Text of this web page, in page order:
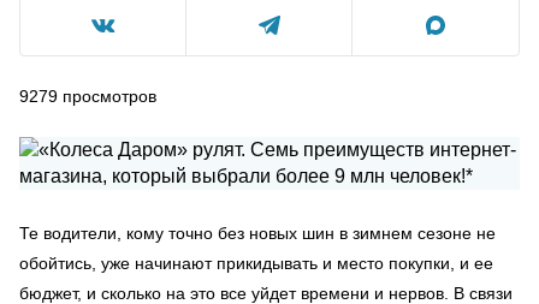
9279 просмотров
Те водители, кому точно без новых шин в зимнем сезоне не
обойтись, уже начинают прикидывать и место покупки, и ее
бюджет, и сколько на это все уйдет времени и нервов. В связи